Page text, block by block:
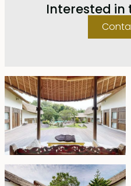
terawat. Rumah utama
makan berkonsep terbuka
yang lengkap, serta
yang luas, sempurna
Paviliun empat kamar
di sisi kiri dan kanan
memiliki kamar mandi
mandi yang dilengkapi
kamar tidur tersebut juga
ruang tambahan.
Interested in